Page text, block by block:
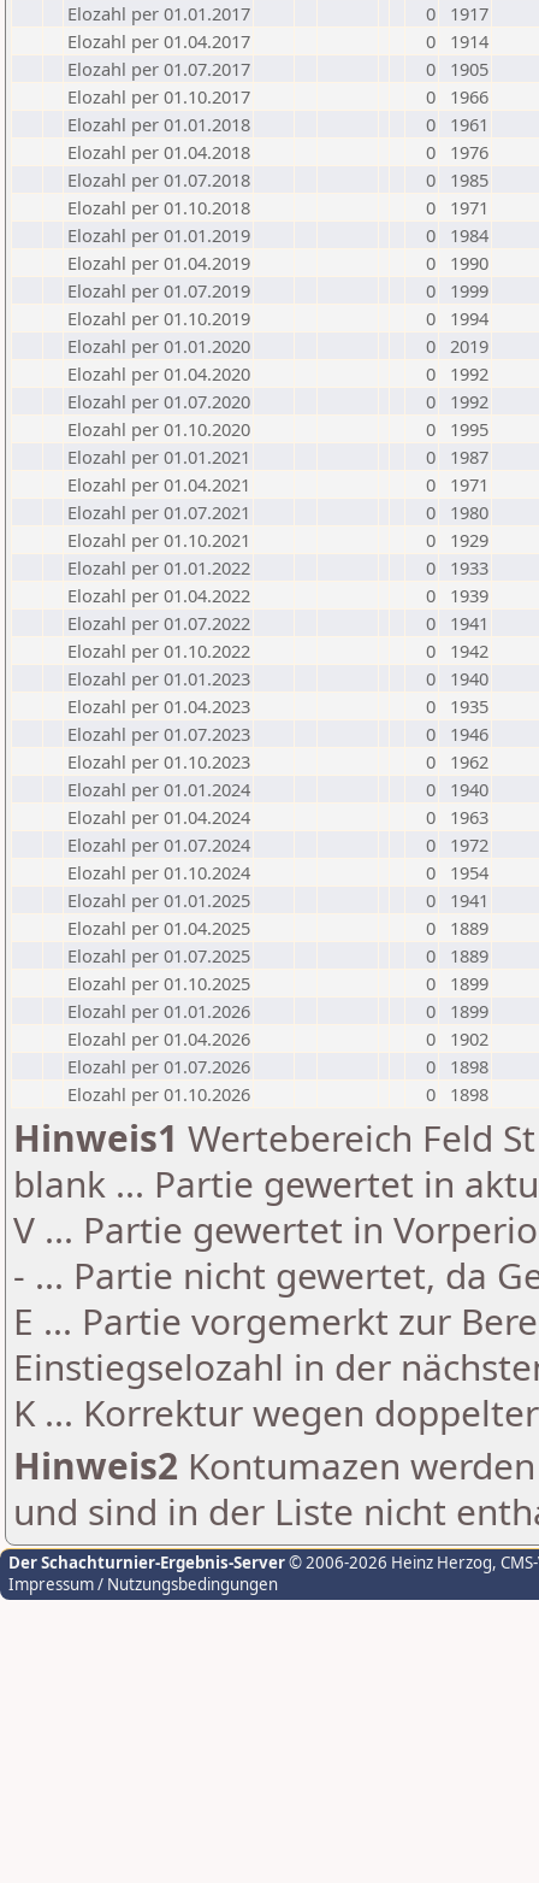
Elozahl per 01.01.2017
0
1917
Elozahl per 01.04.2017
0
1914
Elozahl per 01.07.2017
0
1905
Elozahl per 01.10.2017
0
1966
Elozahl per 01.01.2018
0
1961
Elozahl per 01.04.2018
0
1976
Elozahl per 01.07.2018
0
1985
Elozahl per 01.10.2018
0
1971
Elozahl per 01.01.2019
0
1984
Elozahl per 01.04.2019
0
1990
Elozahl per 01.07.2019
0
1999
Elozahl per 01.10.2019
0
1994
Elozahl per 01.01.2020
0 2019
Elozahl per 01.04.2020
0
1992
Elozahl per 01.07.2020
0
1992
Elozahl per 01.10.2020
0
1995
Elozahl per 01.01.2021
0
1987
Elozahl per 01.04.2021
0
1971
Elozahl per 01.07.2021
0
1980
Elozahl per 01.10.2021
0
1929
Elozahl per 01.01.2022
0
1933
Elozahl per 01.04.2022
0
1939
Elozahl per 01.07.2022
0
1941
Elozahl per 01.10.2022
0
1942
Elozahl per 01.01.2023
0
1940
Elozahl per 01.04.2023
0
1935
Elozahl per 01.07.2023
0
1946
Elozahl per 01.10.2023
0
1962
Elozahl per 01.01.2024
0
1940
Elozahl per 01.04.2024
0
1963
Elozahl per 01.07.2024
0
1972
Elozahl per 01.10.2024
0
1954
Elozahl per 01.01.2025
0
1941
Elozahl per 01.04.2025
0
1889
Elozahl per 01.07.2025
0
1889
Elozahl per 01.10.2025
0
1899
Elozahl per 01.01.2026
0
1899
Elozahl per 01.04.2026
0
1902
Elozahl per 01.07.2026
0
1898
Elozahl per 01.10.2026
0 1898
Hinweis1 Wertebereich Feld
blank ... Partie gewertet in
V ... Partie gewertet in
- ... Partie nicht gewertet, da
E ... Partie vorgemerkt zur
Einstiegselozahl in der
K ... Korrektur wegen
Hinweis2 Kontumazen
und sind in der Liste nicht
Der Schachturnier-Ergebnis-Server© 2006-2026 Heinz Herzog,
Impressum / Nutzungsbedingungen